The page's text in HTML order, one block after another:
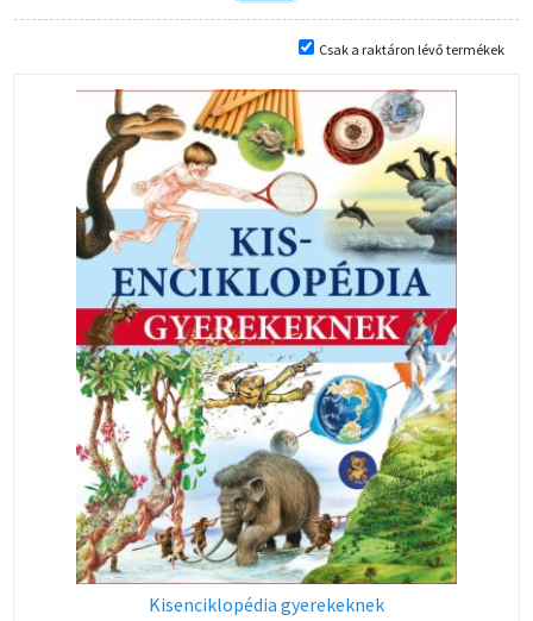
Csak a raktáron lévő termékek
Kisenciklopédia gyerekeknek